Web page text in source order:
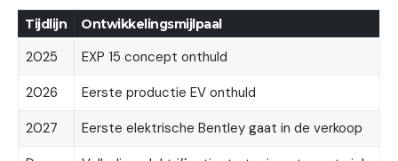
Tijdlijn Ontwikkelingsmijlpaal
2025
EXP 15 concept onthuld
2026
Eerste productie EV onthuld
2027
Eerste elektrische Bentley gaat in de verkoop